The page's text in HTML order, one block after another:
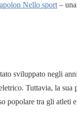
Nello sport –
sviluppato negli
Tuttavia, la sua
popolare tra gli atleti